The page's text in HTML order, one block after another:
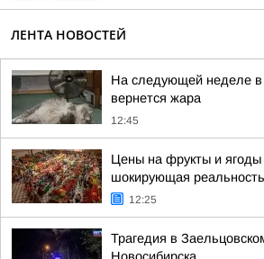
ЛЕНТА НОВОСТЕЙ
На следующей неделе в
вернется жара
12:45
Цены на фрукты и ягоды
шокирующая реальность
12:25
Трагедия в